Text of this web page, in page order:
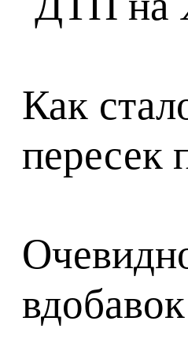
Как
пересек